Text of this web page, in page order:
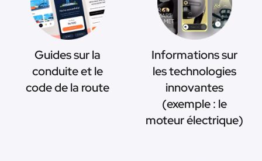
Guides sur la
conduite et le
code de la route
Informations sur
les technologies
innovantes
(exemple : le
moteur électrique)